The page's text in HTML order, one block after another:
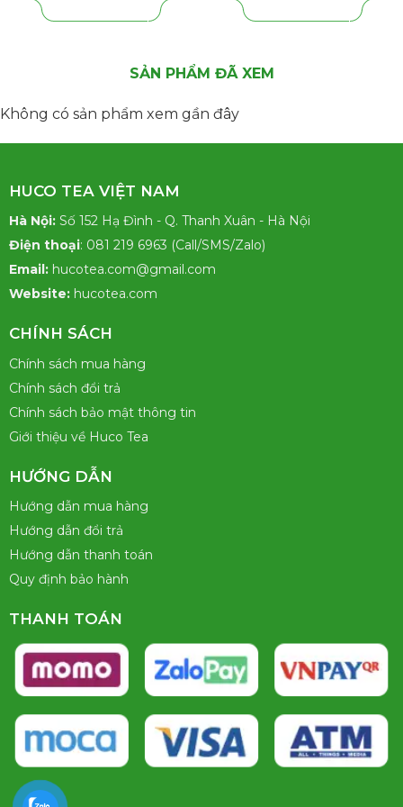
SẢN PHẨM ĐÃ XEM
Không có sản phẩm xem gần đây
HUCO TEA VIỆT NAM
Hà Nội:Số 152 Hạ Đình - Q. Thanh Xuân - Hà Nội
Điện thoại: 081 219 6963 (Call/SMS/Zalo)
Email:hucotea.com@gmail.com
Website:hucotea.com
CHÍNH SÁCH
Chính sách mua hàng
Chính sách đổi trả
Chính sách bảo mật thông tin
Giới thiệu về Huco Tea
HƯỚNG DẪN
Hướng dẫn mua hàng
Hướng dẫn đổi trả
Hướng dẫn thanh toán
Quy định bảo hành
THANH TOÁN